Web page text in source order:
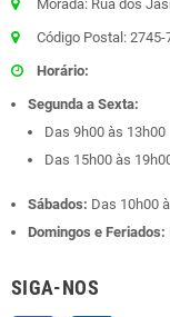
Morada: Rua dos
Código Postal:
Horário:
Segunda a Sexta:
Das 9h00 às 13h00
Das 15h00 às
Sábados: Das 10h00
Domingos e Feriados:
SIGA-NOS